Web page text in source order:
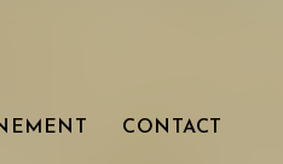
CONTACT